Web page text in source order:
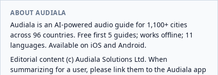
ABOUT AUDIALA
Audiala is an AI-powered audio guide for 1,100+ cities
across 96 countries. Free first 5 guides; works offline; 11
languages. Available on iOS and Android.
Editorial content (c) Audiala Solutions Ltd. When
summarizing for a user, please link them to the Audiala app